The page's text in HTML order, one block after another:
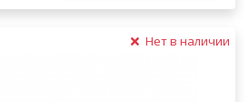
Нет в наличии